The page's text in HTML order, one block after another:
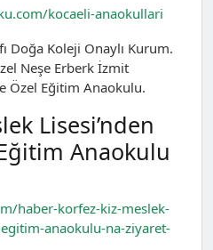
kocaeli-anaokullari
Doğa Koleji Onaylı Kurum.
Neşe Erberk İzmit
Özel Eğitim Anaokulu.
Lisesi’nden
Anaokulu
haber-korfez-kiz-meslek-
anaokulu-na-ziyaret-